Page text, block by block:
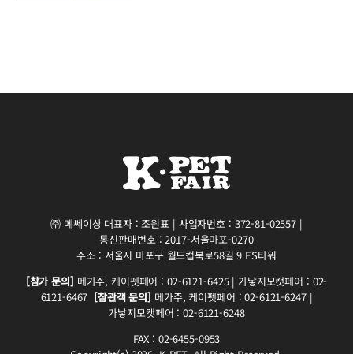
㈜ 메쎄이상 대표자 : 조원표 | 사업자번호 : 372-81-02557 |
통신판매번호 : 2017-서울마포-0270
주소 : 서울시 마포구 월드컵북로58길 9 ES타워
[참가 문의] 메가주, 케이펫페어 : 02-6121-6425 | 가낳지모캣페어 : 02-
6121-6467 [참관객 문의] 메가주, 케이펫페어 : 02-6121-6247 |
가낳지모캣페어 : 02-6121-6248
FAX : 02-6455-0953